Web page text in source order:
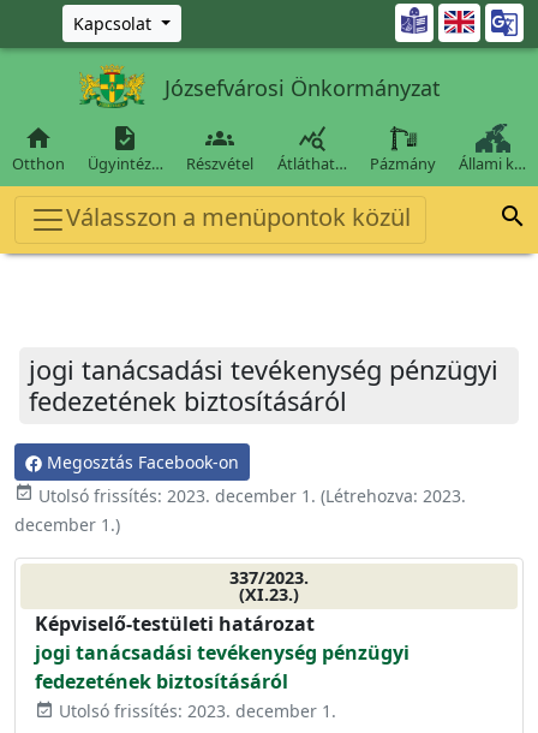
Ugrás a fő tartalomra
Kapcsolat 
Józsefvárosi Önkormányzat

Otthon

Ügyintéz…

Részvétel

Átláthat… Pázmány Állami k…
Válasszon a menüpontok közül 
jogi tanácsadási tevékenység pénzügyi
fedezetének biztosításáról
Megosztás Facebook-on
event_available Utolsó frissítés: 2023. december 1. (Létrehozva: 2023.
december 1.)
337/2023.
(XI.23.)
Képviselő-testületi határozat
jogi tanácsadási tevékenység pénzügyi
fedezetének biztosításáról
event_available Utolsó frissítés: 2023. december 1.